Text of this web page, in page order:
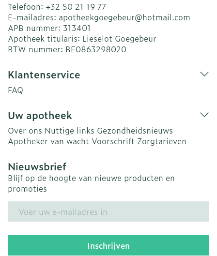
Telefoon: +32 50 21 19 77
E-mailadres: apotheekgoegebeur@hotmail.com
APB nummer: 313401
Apotheek titularis: Lieselot Goegebeur
BTW nummer: BE0863298020
Klantenservice
FAQ
Uw apotheek
Over ons Nuttige links Gezondheidsnieuws
Apotheker van wacht Voorschrift Zorgtarieven
Nieuwsbrief
Blijf op de hoogte van nieuwe producten en
promoties
Inschrijven